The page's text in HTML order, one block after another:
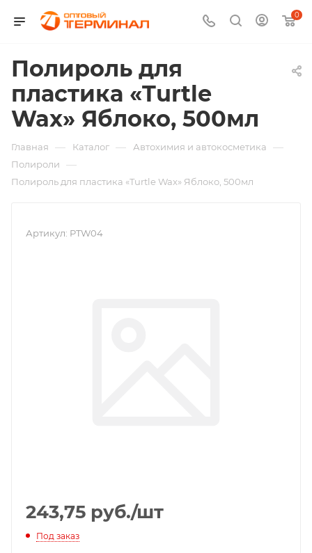
0
Полироль для
пластика «Turtle
Wax» Яблоко, 500мл
Главная — Каталог — Автохимия и автокосметика —
Полироли —
Полироль для пластика «Turtle Wax» Яблоко, 500мл
Артикул: PTW04
243,75 руб./шт
Под заказ